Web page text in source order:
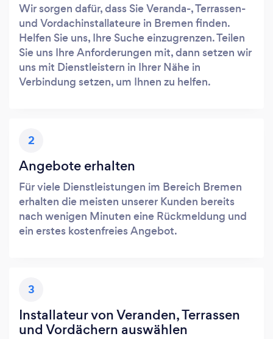
Wir sorgen dafür, dass Sie Veranda-, Terrassen-
und Vordachinstallateure in Bremen finden.
Helfen Sie uns, Ihre Suche einzugrenzen. Teilen
Sie uns Ihre Anforderungen mit, dann setzen wir
uns mit Dienstleistern in Ihrer Nähe in
Verbindung setzen, um Ihnen zu helfen.
2
Angebote erhalten
Für viele Dienstleistungen im Bereich Bremen
erhalten die meisten unserer Kunden bereits
nach wenigen Minuten eine Rückmeldung und
ein erstes kostenfreies Angebot.
3
Installateur von Veranden, Terrassen
und Vordächern auswählen